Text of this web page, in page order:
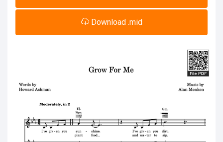
Download .mid